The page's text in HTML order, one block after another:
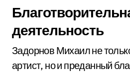
деятельность
Задорнов Михаил не
артист, но и преданный